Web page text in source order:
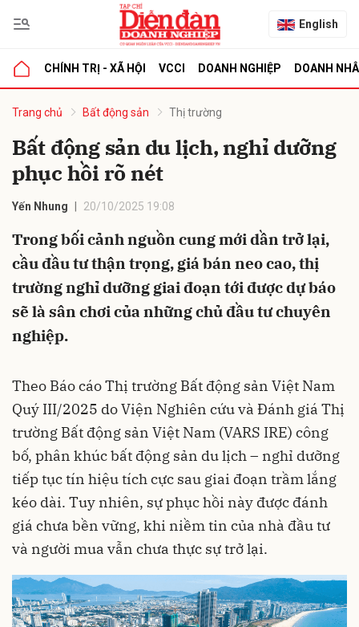
English
CHÍNH TRỊ - XÃ HỘI VCCI DOANH NGHIỆP DOANH
Trang chủ Bất động sản Thị trường
Bất động sản du lịch, nghỉ dưỡng
phục hồi rõ nét
Yến Nhung 20/10/2025 19:08
Trong bối cảnh nguồn cung mới dần trở lại,
cầu đầu tư thận trọng, giá bán neo cao, thị
trường nghỉ dưỡng giai đoạn tới được dự báo
sẽ là sân chơi của những chủ đầu tư chuyên
nghiệp.
Theo Báo cáo Thị trường Bất động sản Việt Nam
Quý III/2025 do Viện Nghiên cứu và Đánh giá Thị
trường Bất động sản Việt Nam (VARS IRE) công
bố, phân khúc bất động sản du lịch – nghỉ dưỡng
tiếp tục tín hiệu tích cực sau giai đoạn trầm lắng
kéo dài. Tuy nhiên, sự phục hồi này được đánh
giá chưa bền vững, khi niềm tin của nhà đầu tư
và người mua vẫn chưa thực sự trở lại.
luận
Hủy